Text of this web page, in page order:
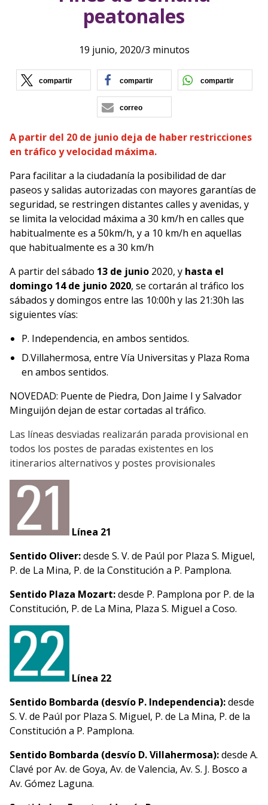
peatonales
19 junio, 2020/3 minutos
compartir (se abre en nueva ventana)
compartir (se abre en nueva
compartir
correo
A partir del 20 de junio deja de haber restricciones
en tráfico y velocidad máxima.
Para facilitar a la ciudadanía la posibilidad de dar
paseos y salidas autorizadas con mayores garantías de
seguridad, se restringen distantes calles y avenidas, y
se limita la velocidad máxima a 30 km/h en calles que
habitualmente es a 50km/h, y a 10 km/h en aquellas
que habitualmente es a 30 km/h
A partir del sábado 13 de junio 2020, y hasta el
domingo 14 de junio 2020, se cortarán al tráfico los
sábados y domingos entre las 10:00h y las 21:30h las
siguientes vías:
P. Independencia, en ambos sentidos.
D.Villahermosa, entre Vía Universitas y Plaza Roma
en ambos sentidos.
NOVEDAD: Puente de Piedra, Don Jaime I y Salvador
Minguijón dejan de estar cortadas al tráfico.
Las líneas desviadas realizarán parada provisional en
todos los postes de paradas existentes en los
itinerarios alternativos y postes provisionales
Línea 21
Sentido Oliver:desde S. V. de Paúl por Plaza S. Miguel,
P. de La Mina, P. de la Constitución a P. Pamplona.
Sentido Plaza Mozart:desde P. Pamplona por P. de la
Constitución, P. de La Mina, Plaza S. Miguel a Coso.
Línea 22
Sentido Bombarda (desvío P. Independencia):desde
S. V. de Paúl por Plaza S. Miguel, P. de La Mina, P. de la
Constitución a P. Pamplona.
Sentido Bombarda (desvío D. Villahermosa):desde A.
Clavé por Av. de Goya, Av. de Valencia, Av. S. J. Bosco a
Av. Gómez Laguna.